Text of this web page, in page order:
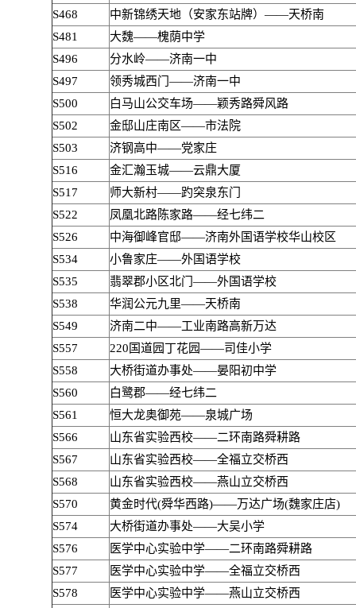
S468
中新锦绣天地（安家东站牌）——天桥南
S481
大魏——槐荫中学
S496
分水岭——济南一中
S497
领秀城西门——济南一中
S500
白马山公交车场——颖秀路舜风路
S502
金邸山庄南区——市法院
S503
济钢高中——党家庄
S516
金汇瀚玉城——云鼎大厦
S517
师大新村——趵突泉东门
S522
凤凰北路陈家路——经七纬二
S526
中海御峰官邸——济南外国语学校华山校区
S534
小鲁家庄——外国语学校
S535
翡翠郡小区北门——外国语学校
S538
华润公元九里——天桥南
S549
济南二中——工业南路高新万达
S557
220国道园丁花园——司佳小学
S558
大桥街道办事处——晏阳初中学
S560
白鹭郡——经七纬二
S561
恒大龙奥御苑——泉城广场
S566
山东省实验西校——二环南路舜耕路
S567
山东省实验西校——全福立交桥西
S568
山东省实验西校——燕山立交桥西
S570
黄金时代(舜华西路)——万达广场(魏家庄店)
S574
大桥街道办事处——大吴小学
S576
医学中心实验中学——二环南路舜耕路
S577
医学中心实验中学——全福立交桥西
S578
医学中心实验中学——燕山立交桥西